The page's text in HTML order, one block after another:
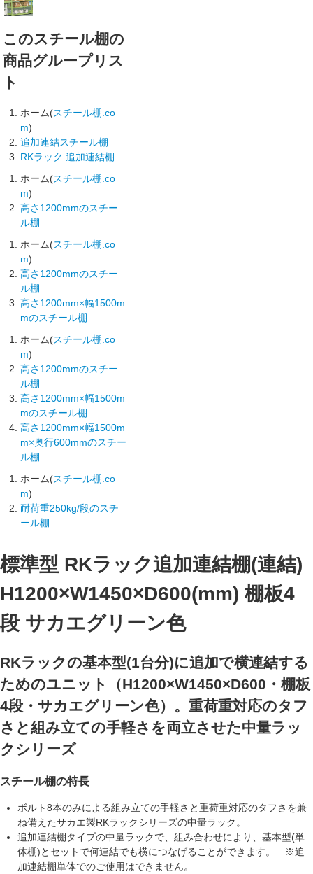
このスチール棚の
商品グループリス
ト
ホーム(スチール棚.co
m)
追加連結スチール棚
RKラック 追加連結棚
ホーム(スチール棚.co
m)
高さ1200mmのスチー
ル棚
ホーム(スチール棚.co
m)
高さ1200mmのスチー
ル棚
高さ1200mm×幅1500m
mのスチール棚
ホーム(スチール棚.co
m)
高さ1200mmのスチー
ル棚
高さ1200mm×幅1500m
mのスチール棚
高さ1200mm×幅1500m
m×奥行600mmのスチー
ル棚
ホーム(スチール棚.co
m)
耐荷重250kg/段のスチ
ール棚
標準型 RKラック追加連結棚(連結)
H1200×W1450×D600(mm) 棚板4
段 サカエグリーン色
RKラックの基本型(1台分)に追加で横連結する
ためのユニット（H1200×W1450×D600・棚板
4段・サカエグリーン色）。重荷重対応のタフ
さと組み立ての手軽さを両立させた中量ラッ
クシリーズ
スチール棚の特長
ボルト8本のみによる組み立ての手軽さと重荷重対応のタフさを兼
ね備えたサカエ製RKラックシリーズの中量ラック 。
追加連結棚タイプの中量ラックで、組み合わせにより、基本型(単
体棚)とセットで何連結でも横につなげることができます。
※追
加連結棚単体でのご使用はできません。